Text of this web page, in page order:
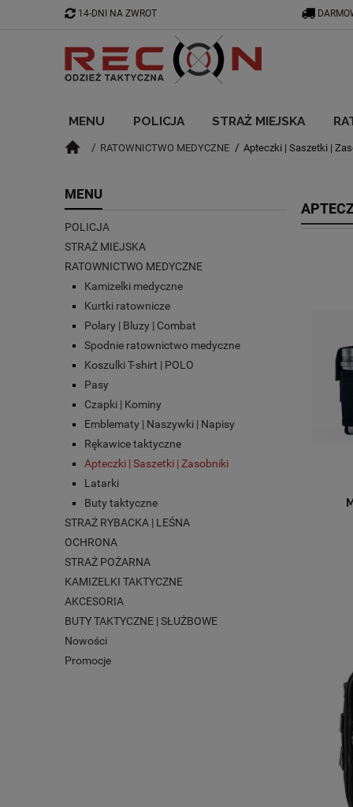
MENU POLICJA STRAŻ MIEJSKA
BLOGRATOWNICTWO MEDYCZNE Apteczki | Saszetki |
14-DNI NA ZWROT
MENU
POLICJA
STRAŻ MIEJSKA
RATOWNICTWO MEDYCZNE
Kamizelki medyczne
Kurtki ratownicze
Polary | Bluzy | Combat
Spodnie ratownictwo medyczne
Koszulki T-shirt | POLO
Pasy
Czapki | Kominy
Emblematy | Naszywki | Napisy
Rękawice taktyczne
Apteczki | Saszetki | Zasobniki
Latarki
Buty taktyczne
STRAŻ RYBACKA | LEŚNA
OCHRONA
STRAŻ POŻARNA
KAMIZELKI TAKTYCZNE
AKCESORIA
BUTY TAKTYCZNE | SŁUŻBOWE
Nowości
Promocje